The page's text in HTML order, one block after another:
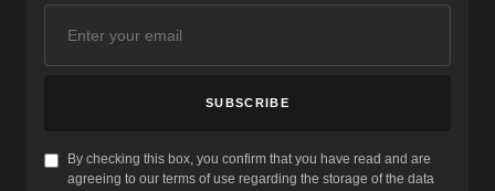
SUBSCRIBE
By checking this box, you confirm that you have read and are
agreeing to our terms of use regarding the storage of the data